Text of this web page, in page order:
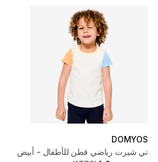
DOMYOS
تي شيرت رياضي قطن للأطفال - أبيض